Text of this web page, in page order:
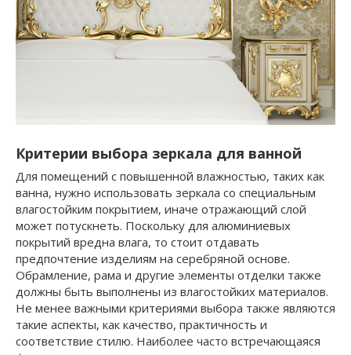
Критерии выбора зеркала для ванной
Для помещений с повышенной влажностью, таких как
ванна, нужно использовать зеркала со специальным
влагостойким покрытием, иначе отражающий слой
может потускнеть. Поскольку для алюминиевых
покрытий вредна влага, то стоит отдавать
предпочтение изделиям на серебряной основе.
Обрамление, рама и другие элементы отделки также
должны быть выполнены из влагостойких материалов.
Не менее важными критериями выбора также являются
такие аспекты, как качество, практичность и
соответствие стилю. Наиболее часто встречающаяся